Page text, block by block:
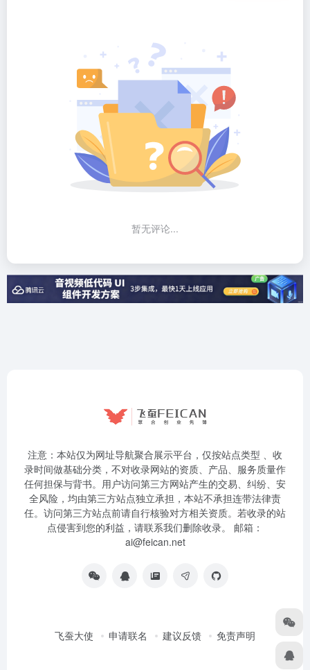
暂无评论...
注意：本站仅为网址导航聚合展示平台，仅按站点类型 、收
录时间做基础分类，不对收录网站的资质、产品、服务质量作
任何担保与背书。用户访问第三方网站产生的交易、纠纷、安
全风险，均由第三方站点独立承担，本站不承担连带法律责
任。访问第三方站点前请自行核验对方相关资质。若收录的站
点侵害到您的利益，请联系我们删除收录。 邮箱：
ai@feican.net
飞蚕大使 申请联名 建议反馈 免责声明